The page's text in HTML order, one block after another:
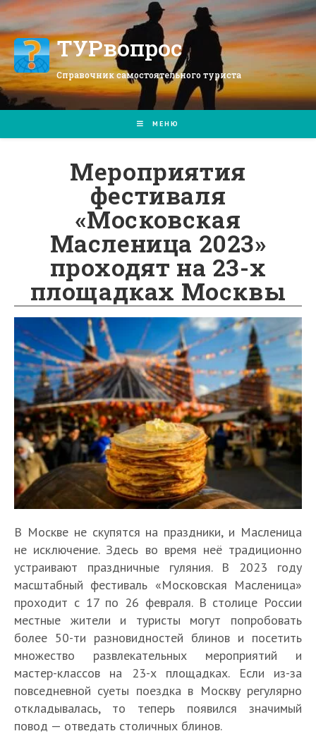
Перейти
к
содержимомуТУРвопрос
Справочник самостоятельного туриста
МЕНЮ
Мероприятия
фестиваля
«Московская
Масленица 2023»
проходят на 23-х
площадках Москвы
В Москве не скупятся на праздники, и Масленица
не исключение. Здесь во время неё традиционно
устраивают праздничные гуляния. В 2023 году
масштабный фестиваль «Московская Масленица»
проходит с 17 по 26 февраля. В столице России
местные жители и туристы могут попробовать
более 50-ти разновидностей блинов и посетить
множество развлекательных мероприятий и
мастер-классов на 23-х площадках. Если из-за
повседневной суеты поездка в Москву регулярно
откладывалась, то теперь появился значимый
повод — отведать столичных блинов.